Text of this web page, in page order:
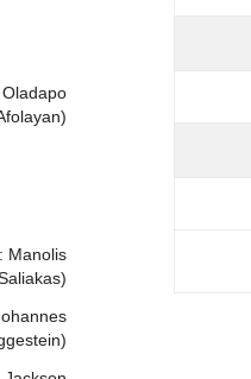
Manolis